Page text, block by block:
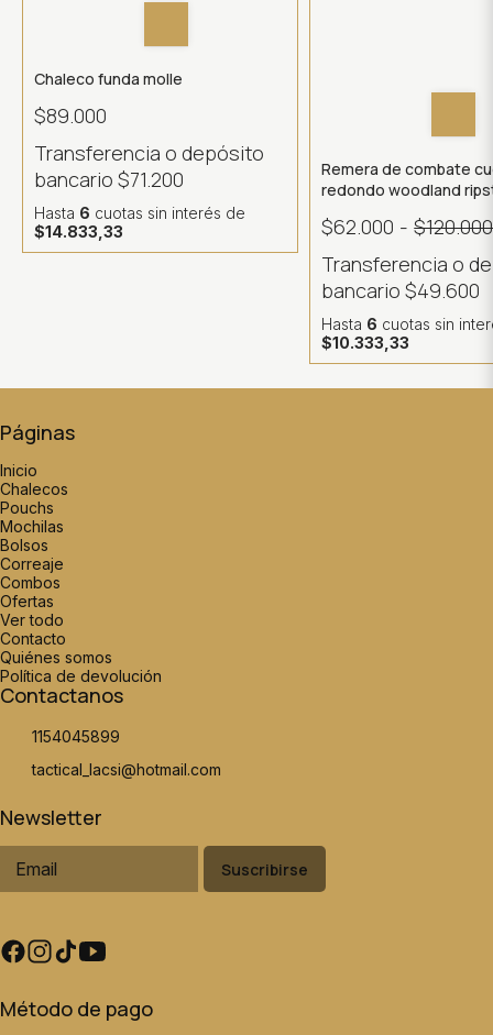
Chaleco funda molle
$89.000
Transferencia o depósito
bancario $71.200
Hasta 6 cuotas sin interés de
$14.833,33
Remera de combate
redondo woodland
$62.000 - $120.000
Transferencia o
bancario$49.600
Hasta 6 cuotas sin
$10.333,33
Páginas
Inicio
Chalecos
Pouchs
Mochilas
Bolsos
Correaje
Combos
Ofertas
Ver todo
Contacto
Quiénes somos
Política de devolución
Contactanos
1154045899
tactical_lacsi@hotmail.com
Newsletter
Suscribirse
Método de pago